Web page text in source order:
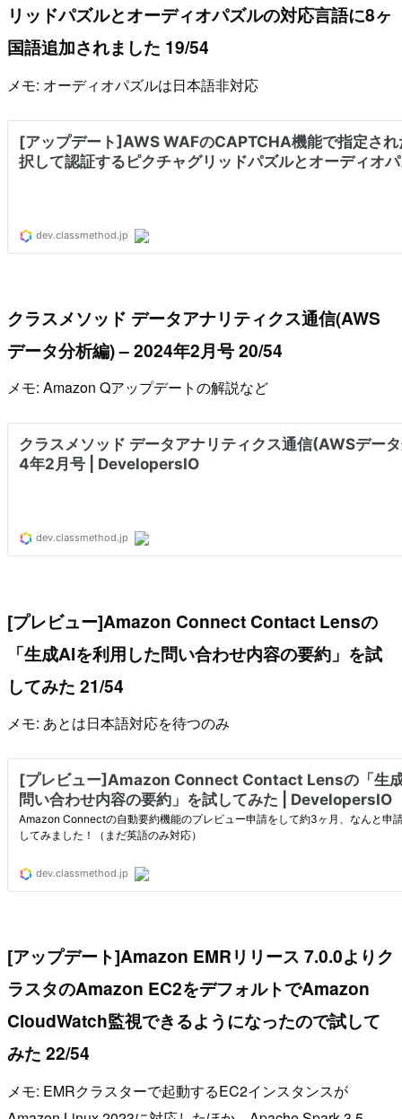
リッドパズルとオーディオパズルの対応言語に8ヶ
国語追加されました 19/54
メモ: オーディオパズルは日本語非対応
クラスメソッド データアナリティクス通信(AWS
データ分析編) – 2024年2月号 20/54
メモ: Amazon Qアップデートの解説など
[プレビュー]Amazon Connect Contact Lensの
「生成AIを利用した問い合わせ内容の要約」を試
してみた 21/54
メモ: あとは日本語対応を待つのみ
[アップデート]Amazon EMRリリース 7.0.0よりク
ラスタのAmazon EC2をデフォルトでAmazon
CloudWatch監視できるようになったので試して
みた 22/54
メモ: EMRクラスターで起動するEC2インスタンスが